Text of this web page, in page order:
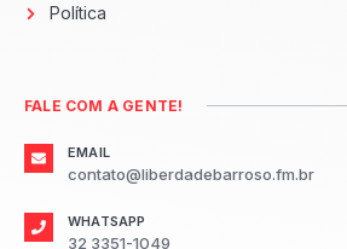
Política
FALE COM A GENTE!
EMAIL
contato@liberdadebarroso.fm.br
WHATSAPP
32 3351-1049